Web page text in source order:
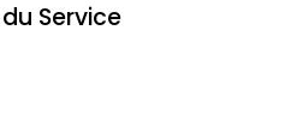
Service